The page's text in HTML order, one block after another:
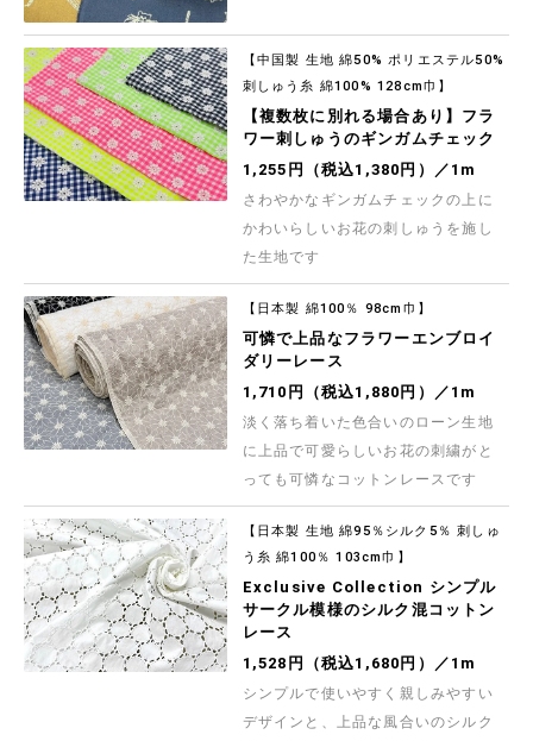
シルキーな手触りとドレープ感が特徴の加工を施
した60ローンプリント生地です グラデーションを
つけたアニマル柄がふわっと柔らかな印象で、シ
ャツ・ワンピース・ブラウス・スカートなど雰囲
気のあるお洋服づくりにおすすめです
Exclusive Collection フレッシュチーズの60ロ
ーンプリント
こちらの商品は、お洒落なパッケージのチーズが
ナチュラルなテイストで描かれたコットンローン
ファブリックです シャツ・ブラウス、スカートな
どの雰囲気あるお洋服づくりにおすすめです
1,164円（税込1,280円）／1m
水彩アップルのオックスプリント
水彩タッチで描かれた、爽やかで美味しそうな
「りんご」モチーフのオックスプリント生地です
Exclusive Collection コーデュロイプリント
「ペルレ・ブーケ」
【HOKKOH(北高)】 色とりどりの小花模様が美し
い細畝コールテンプリント生地です 秋冬のソーイ
ングにご活用くださいませ1,528円（税込1,680円）／1m
Exclusive Collection コーデュロイプリント
「アンティーク・ベリー」
の実・花の実が美しい細畝コールテンプリント生
1,528円（税込1,680円）／1m
Exclusive Collection コーデュロイプリント
「トワイライト・リーフ」
【HOKKOH(北高)】 細やかな花枝がシックな2色
で描かれた細畝コールテンプリント生地です 秋冬
のソーイングにご活用くださいませ
1,528円（税込1,680円）／1m
【中国製 生地 綿50% ポリエステル50%
刺しゅう糸 綿100% 128cm巾】
【複数枚に別れる場合あり】フラ
ワー刺しゅうのギンガムチェック
1,255円（税込1,380円）／1m
さわやかなギンガムチェックの上に
かわいらしいお花の刺しゅうを施し
た生地です
【日本製 綿100％ 98cm巾】
可憐で上品なフラワーエンブロイ
ダリーレース
1,710円（税込1,880円）／1m
淡く落ち着いた色合いのローン生地
に上品で可愛らしいお花の刺繍がと
っても可憐なコットンレースです
【日本製 生地 綿95％シルク5％ 刺しゅ
う糸 綿100％ 103cm巾】
Exclusive Collection シンプル
サークル模様のシルク混コットン
レース
1,528円（税込1,680円）／1m
シンプルで使いやすく親しみやすい
デザインと、上品な風合いのシルク